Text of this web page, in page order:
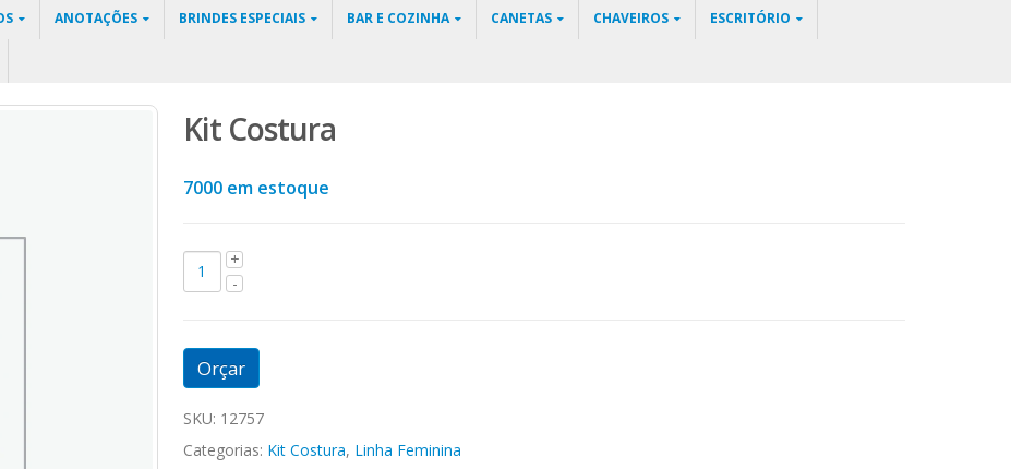
ANOTAÇÕES BRINDES ESPECIAIS BAR E COZINHA CANETAS CHAVEIROS ESCRITÓRIO
Kit Costura
7000 em estoque
Orçar
SKU: 12757
Categorias: Kit Costura, Linha Feminina